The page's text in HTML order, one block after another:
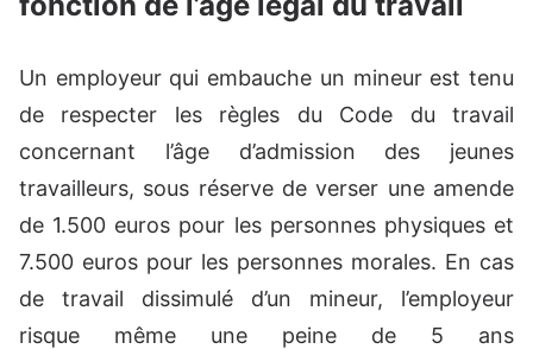
Un employeur qui embauche un mineur est tenu
de respecter les règles du Code du travail
concernant l’âge d’admission des jeunes
travailleurs, sous réserve de verser une amende
de 1.500 euros pour les personnes physiques et
7.500 euros pour les personnes morales. En cas
de travail dissimulé d’un mineur, l’employeur
risque même une peine de 5 ans